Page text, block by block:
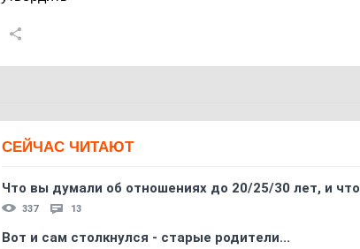
СЕЙЧАС ЧИТАЮТ
Что вы думали об отношениях до 20/25/30 лет, и
337 13
Вот и сам столкнулся - старые родители...